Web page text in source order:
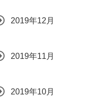
2019年12月
2019年11月
2019年10月